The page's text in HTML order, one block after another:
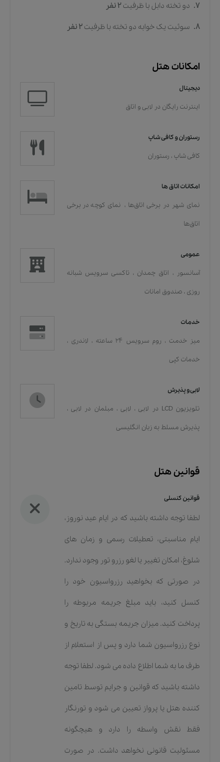
7. دو تخته دابل با ظرفیت 2 نفر
8. سوئیت یک خوابه دو تخته با ظرفیت 2 نفر
امکانات هتل
دیجیتال
اینترنت رایگان در لابی و اتاق
رستوران و کافی شاپ
کافی شاپ ، رستوران
امکانات اتاق ها
نمای شهر در برخی اتاق‌ها ، نمای کوچه در برخی
اتاق‌ها
عمومی
آسانسور ، اتاق چمدان ، تاکسی سرویس شبانه
روزی ، صندوق امانات
خدمات
میز خدمت ، روم سرویس 24 ساعته ، لاندری ،
خدمات کپی
لابی و پذیرش
تلویزیون LCD در لابی ، لابی ، مبلمان در لابی ،
پذیرش مسلط به زبان انگلیسی
قوانین هتل
قوانین کنسلی
لطفا توجه داشته باشید که در ایام عید نوروز،
ایام مناسبتی، تعطیلات رسمی و زمان های
شلوغ، امکان تغییر یا لغو رزرو تور وجود ندارد.
در صورتی که بخواهید رزرواسیون خود را
کنسل کنید، باید مبلغ جریمه مربوطه را
پرداخت کنید. میزان جریمه بستگی به تاریخ و
نوع رزرواسیون شما دارد و پس از استعلام از
طرف ما به شما اطلاع داده می شود. لطفا توجه
داشته باشید که قوانین و جرایم توسط تامین
کننده هتل یا پرواز تعیین می شود و تورنگار
فقط نقش واسطه را دارد و هیچگونه
مسئولیت قانونی نخواهد داشت. در صورت